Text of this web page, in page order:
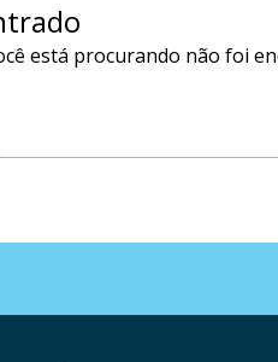
está procurando não foi